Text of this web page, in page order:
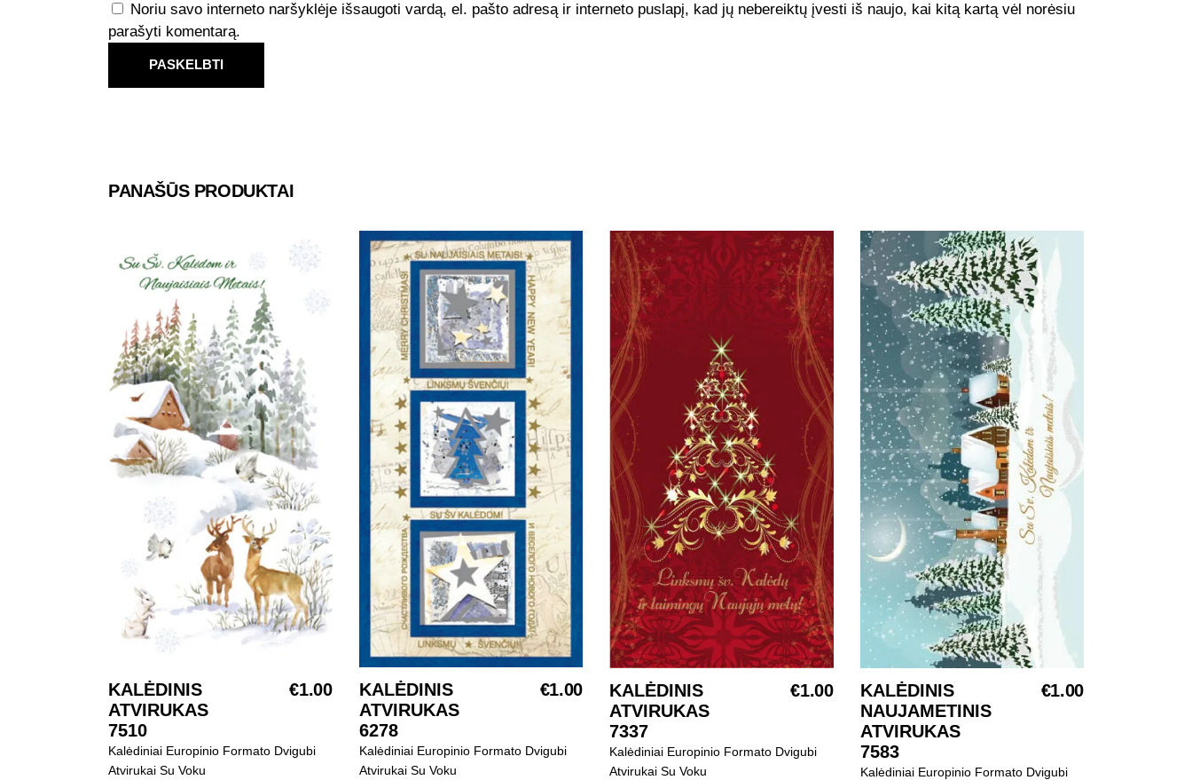
Noriu savo interneto naršyklėje išsaugoti vardą, el. pašto adresą ir interneto puslapį, kad jų nebereiktų įvesti iš naujo, kai kitą kartą vėl norėsiu
parašyti komentarą.
PANAŠŪS PRODUKTAI
SELECT OPTIONS
KALĖDINIS
ATVIRUKAS
7510
€1.00
Kalėdiniai Europinio Formato Dvigubi
Atvirukai Su Voku
SELECT OPTIONS
KALĖDINIS
ATVIRUKAS
6278
€1.00
Kalėdiniai Europinio Formato Dvigubi
Atvirukai Su Voku
SELECT OPTIONS
KALĖDINIS
ATVIRUKAS
7337
€1.00
Kalėdiniai Europinio Formato Dvigubi
Atvirukai Su Voku
SELECT OPTIONS
KALĖDINIS
NAUJAMETINIS
ATVIRUKAS
7583
€1.00
Kalėdiniai Europinio Formato Dvigubi